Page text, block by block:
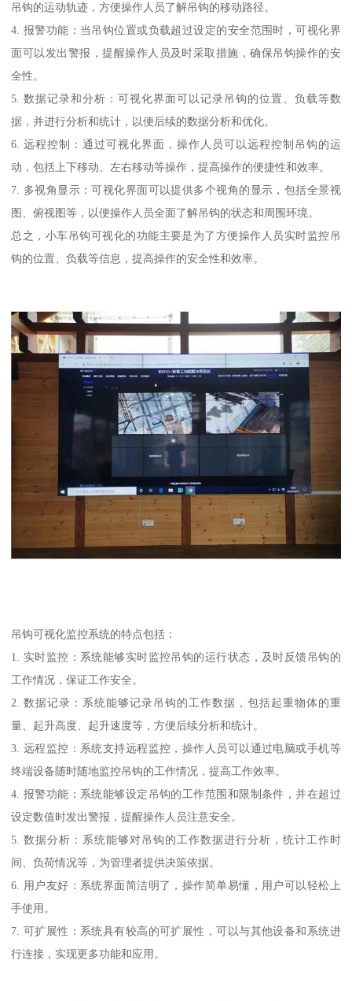
吊钩的运动轨迹，方便操作人员了解吊钩的移动路径。
4. 报警功能：当吊钩位置或负载超过设定的安全范围时，可视化界
面可以发出警报，提醒操作人员及时采取措施，确保吊钩操作的安
全性。
5. 数据记录和分析：可视化界面可以记录吊钩的位置、负载等数
据，并进行分析和统计，以便后续的数据分析和优化。
6. 远程控制：通过可视化界面，操作人员可以远程控制吊钩的运
动，包括上下移动、左右移动等操作，提高操作的便捷性和效率。
7. 多视角显示：可视化界面可以提供多个视角的显示，包括全景视
图、俯视图等，以便操作人员全面了解吊钩的状态和周围环境。
总之，小车吊钩可视化的功能主要是为了方便操作人员实时监控吊
钩的位置、负载等信息，提高操作的安全性和效率。
吊钩可视化监控系统的特点包括：
1. 实时监控：系统能够实时监控吊钩的运行状态，及时反馈吊钩的
工作情况，保证工作安全。
2. 数据记录：系统能够记录吊钩的工作数据，包括起重物体的重
量、起升高度、起升速度等，方便后续分析和统计。
3. 远程监控：系统支持远程监控，操作人员可以通过电脑或手机等
终端设备随时随地监控吊钩的工作情况，提高工作效率。
4. 报警功能：系统能够设定吊钩的工作范围和限制条件，并在超过
设定数值时发出警报，提醒操作人员注意安全。
5. 数据分析：系统能够对吊钩的工作数据进行分析，统计工作时
间、负荷情况等，为管理者提供决策依据。
6. 用户友好：系统界面简洁明了，操作简单易懂，用户可以轻松上
手使用。
7. 可扩展性：系统具有较高的可扩展性，可以与其他设备和系统进
行连接，实现更多功能和应用。